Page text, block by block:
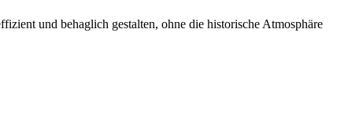
und behaglich gestalten, ohne die historische Atmosphäre